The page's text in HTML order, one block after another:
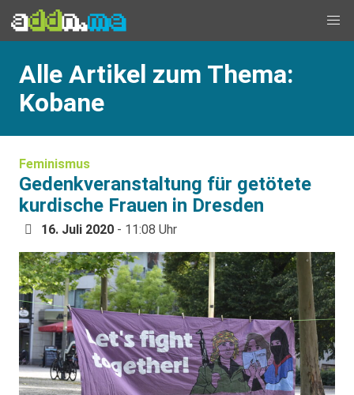
Alle Artikel zum Thema:
Kobane
Feminismus
Gedenkveranstaltung für getötete
kurdische Frauen in Dresden
16. Juli 2020 - 11:08 Uhr